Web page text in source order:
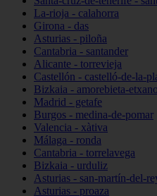
La-rioja - calahorra
Girona - das
Asturias - piloña
Cantabria - santander
Alicante - torrevieja
Castellón - castelló-de-la-
Bizkaia - amorebieta-etxano
Madrid - getafe
Burgos - medina-de-pomar
Valencia - xàtiva
Málaga - ronda
Cantabria - torrelavega
Bizkaia - urduliz
Asturias - san-martín-del-
Asturias - proaza